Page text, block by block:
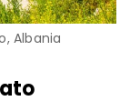
Albania